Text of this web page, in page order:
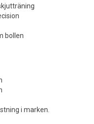
bollen
i marken.